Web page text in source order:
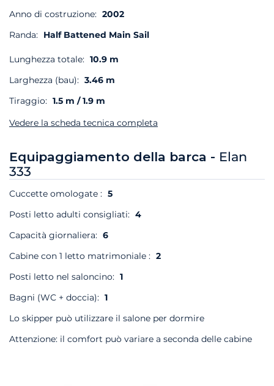
Anno di costruzione: 2002
Randa: Half Battened Main Sail
Lunghezza totale: 10.9 m
Larghezza (bau): 3.46 m
Tiraggio: 1.5 m / 1.9 m
Vedere la scheda tecnica completa
Equipaggiamento della barca - Elan
333
Cuccette omologate : 5
Posti letto adulti consigliati: 4
Capacità giornaliera: 6
Cabine con 1 letto matrimoniale : 2
Posti letto nel saloncino: 1
Bagni (WC + doccia): 1
Lo skipper può utilizzare il salone per dormire
Attenzione: il comfort può variare a seconda delle cabine